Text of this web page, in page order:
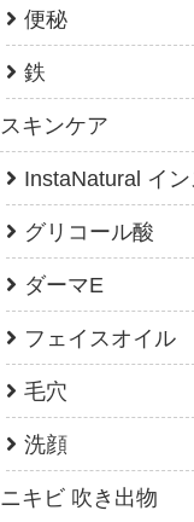
便秘
鉄
スキンケア
InstaNatural イ
グリコール酸
ダーマE
フェイスオイル
毛穴
洗顔
ニキビ 吹き出物